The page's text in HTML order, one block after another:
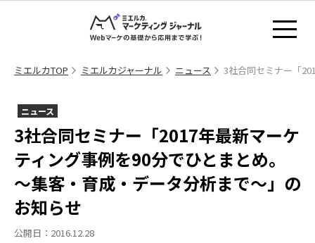
ミエルカTOP ミエルカジャーナル ニュース 3社合同セミナー「
ニュース
3社合同セミナー「2017年最新マーケ
ティング事例を90分でひとまとめ。
～集客・育成・データ分析まで～」の
お知らせ
公開日：2016.12.28